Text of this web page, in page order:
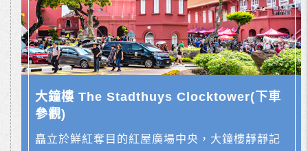
大鐘樓 The Stadthuys Clocktower(下車
參觀)
矗立於鮮紅奪目的紅屋廣場中央，大鐘樓靜靜記